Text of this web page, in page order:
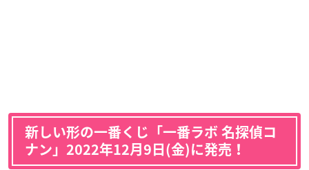
新しい形の一番くじ「一番ラボ 名探偵コ
ナン」2022年12月9日(金)に発売！